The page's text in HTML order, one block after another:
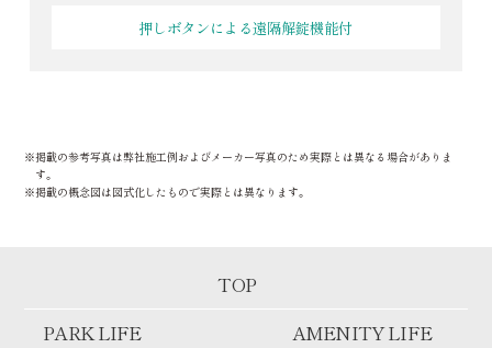
押しボタンによる遠隔解錠機能付
※掲載の参考写真は弊社施工例およびメーカー写真のため実際とは異なる場合がありま
す。
※掲載の概念図は図式化したもので実際とは異なります。
TOP
PARK LIFE
AMENITY LIFE